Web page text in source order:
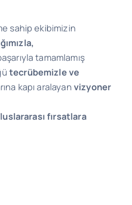
sahip ekibimizin
tamamlamış
tecrübemizle ve
kapı aralayan vizyoner
fırsatlara